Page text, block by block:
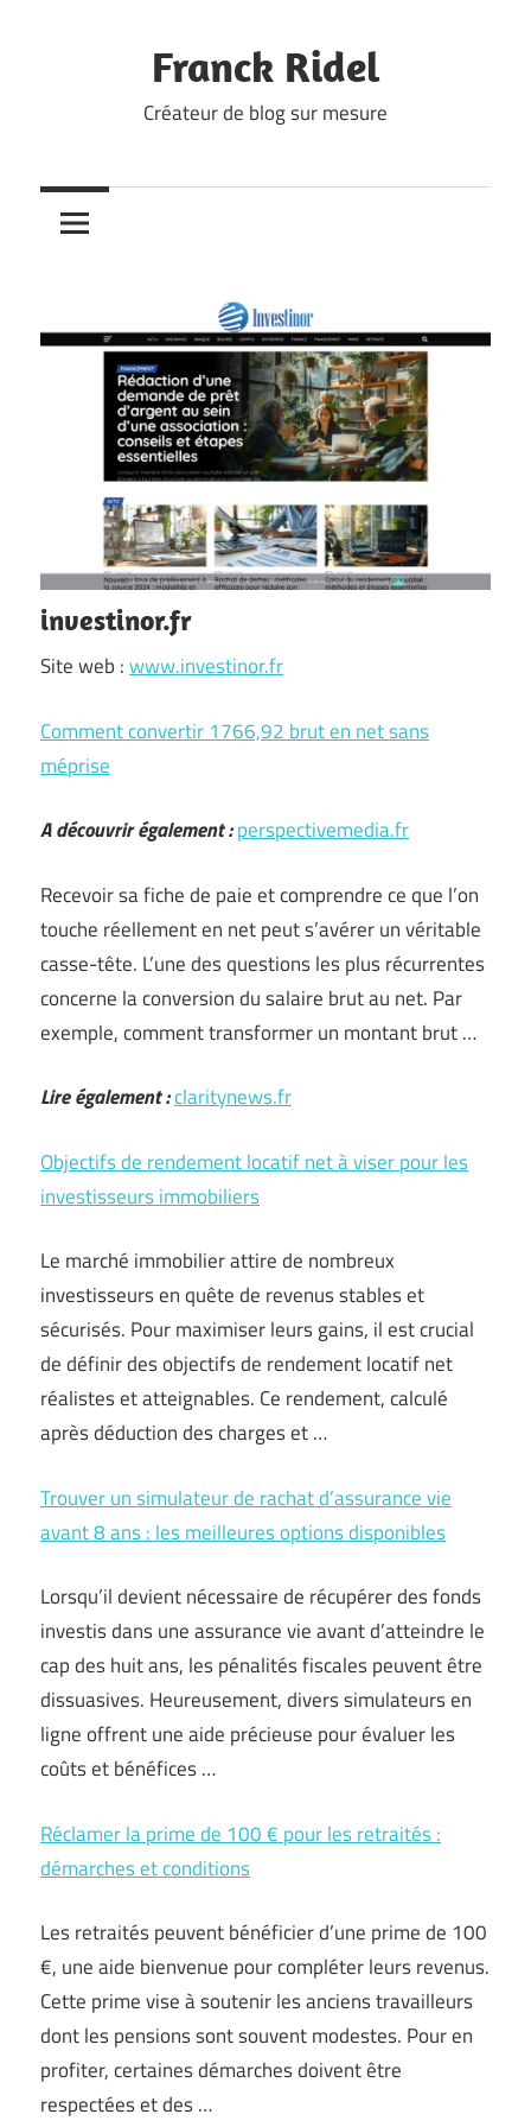
Franck Ridel
Créateur de blog sur mesure
investinor.fr
Site web :www.investinor.fr
Comment convertir 1766,92 brut en net sans
méprise
A découvrir également :perspectivemedia.fr
Recevoir sa fiche de paie et comprendre ce que l’on
touche réellement en net peut s’avérer un véritable
casse-tête. L’une des questions les plus récurrentes
concerne la conversion du salaire brut au net. Par
exemple, comment transformer un montant brut …
Lire également :claritynews.fr
Objectifs de rendement locatif net à viser pour les
investisseurs immobiliers
Le marché immobilier attire de nombreux
investisseurs en quête de revenus stables et
sécurisés. Pour maximiser leurs gains, il est crucial
de définir des objectifs de rendement locatif net
réalistes et atteignables. Ce rendement, calculé
après déduction des charges et …
Trouver un simulateur de rachat d’assurance vie
avant 8 ans : les meilleures options disponibles
Lorsqu’il devient nécessaire de récupérer des fonds
investis dans une assurance vie avant d’atteindre le
cap des huit ans, les pénalités fiscales peuvent être
dissuasives. Heureusement, divers simulateurs en
ligne offrent une aide précieuse pour évaluer les
coûts et bénéfices …
Réclamer la prime de 100 € pour les retraités :
démarches et conditions
Les retraités peuvent bénéficier d’une prime de 100
€, une aide bienvenue pour compléter leurs revenus.
Cette prime vise à soutenir les anciens travailleurs
dont les pensions sont souvent modestes. Pour en
profiter, certaines démarches doivent être
respectées et des …